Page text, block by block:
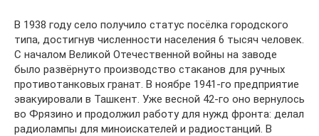
В 1938 году село получило статус посёлка городского
типа, достигнув численности населения 6 тысяч человек.
С началом Великой Отечественной войны на заводе
было развёрнуто производство стаканов для ручных
противотанковых гранат. В ноябре 1941-го предприятие
эвакуировали в Ташкент. Уже весной 42-го оно вернулось
во Фрязино и продолжил работу для нужд фронта: делал
радиолампы для миноискателей и радиостанций. В